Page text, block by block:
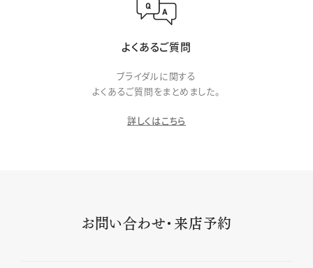
よくあるご質問
ブライダルに関する
よくあるご質問をまとめました。
詳しくはこちら
お問い合わせ・来店予約